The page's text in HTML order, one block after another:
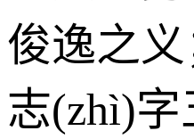
俊逸之义
志(zhì)字